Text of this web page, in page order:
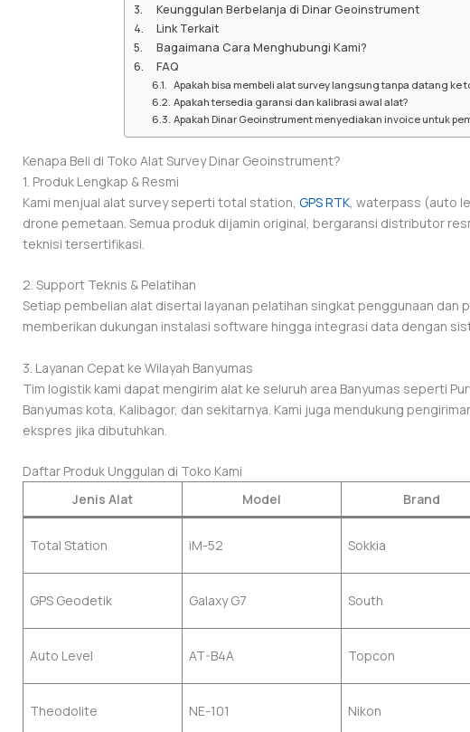
Keunggulan Berbelanja di Dinar Geoinstrument
Link Terkait
Bagaimana Cara Menghubungi Kami?
FAQ
Apakah bisa membeli alat survey langsung tanpa datang ke
Apakah tersedia garansi dan kalibrasi awal alat?
Apakah Dinar Geoinstrument menyediakan invoice untuk
Kenapa Beli di Toko Alat Survey Dinar Geoinstrument?
1. Produk Lengkap & Resmi
Kami menjual alat survey seperti total station, GPS RTK, waterpass (auto
drone pemetaan. Semua produk dijamin original, bergaransi distributor
teknisi tersertifikasi.
2. Support Teknis & Pelatihan
Setiap pembelian alat disertai layanan pelatihan singkat penggunaan dan
memberikan dukungan instalasi software hingga integrasi data dengan
3. Layanan Cepat ke Wilayah Banyumas
Tim logistik kami dapat mengirim alat ke seluruh area Banyumas seperti
Banyumas kota, Kalibagor, dan sekitarnya. Kami juga mendukung
ekspres jika dibutuhkan.
Daftar Produk Unggulan di Toko Kami
Jenis Alat
Model Brand
Total Station iM-52 Sokkia
GPS Geodetik Galaxy G7 South
Auto Level AT-B4A Topcon
Theodolite NE-101 Nikon